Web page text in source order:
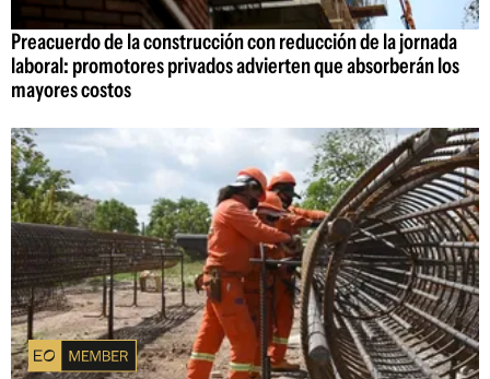
Preacuerdo de la construcción con reducción de la jornada
laboral: promotores privados advierten que absorberán los
mayores costos